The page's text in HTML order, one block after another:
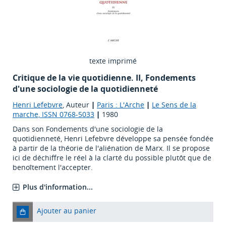
texte imprimé
Critique de la vie quotidienne. II, Fondements
d'une sociologie de la quotidienneté
Henri Lefebvre, Auteur | Paris : L'Arche | Le Sens de la
marche, ISSN 0768-5033 | 1980
Dans son Fondements d'une sociologie de la
quotidienneté, Henri Lefebvre développe sa pensée fondée
à partir de la théorie de l'aliénation de Marx. Il se propose
ici de déchiffre le réel à la clarté du possible plutôt que de
benoîtement l'accepter.
Plus d'information...
Ajouter au panier